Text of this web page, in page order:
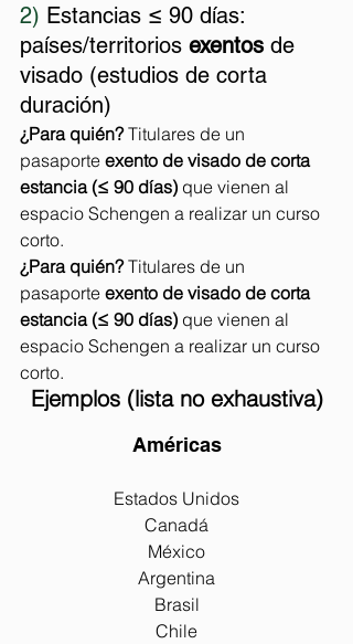
2) Estancias ≤ 90 días:
países/territorios exentos de
visado (estudios de corta
duración)
¿Para quién? Titulares de un
pasaporte exento de visado de corta
estancia (≤ 90 días) que vienen al
espacio Schengen a realizar un curso
corto.
¿Para quién? Titulares de un
pasaporte exento de visado de corta
estancia (≤ 90 días) que vienen al
espacio Schengen a realizar un curso
corto.
Ejemplos (lista no exhaustiva)
Américas
Estados Unidos
Canadá
México
Argentina
Brasil
Chile